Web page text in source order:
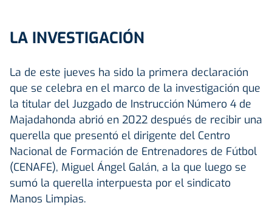
LA INVESTIGACIÓN
La de este jueves ha sido la primera declaración
que se celebra en el marco de la investigación que
la titular del Juzgado de Instrucción Número 4 de
Majadahonda abrió en 2022 después de recibir una
querella que presentó el dirigente del Centro
Nacional de Formación de Entrenadores de Fútbol
(CENAFE), Miguel Ángel Galán, a la que luego se
sumó la querella interpuesta por el sindicato
Manos Limpias.